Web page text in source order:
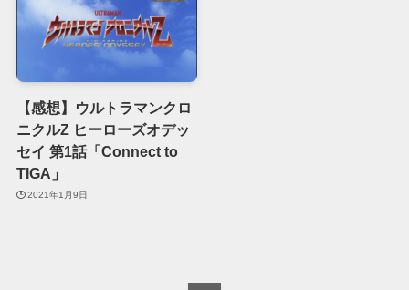
【感想】ウルトラマンクロ
ニクルZ ヒーローズオデッ
セイ 第1話「Connect to
TIGA」
2021年1月9日